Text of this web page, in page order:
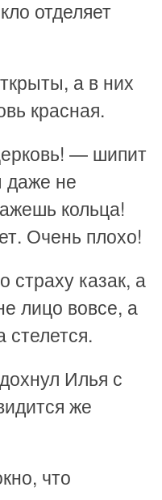
отделяет
а в них
красная.
— шипит
даже не
кольца!
Очень плохо!
страху казак, а
лицо вовсе, а
стелется.
Илья с
же
что